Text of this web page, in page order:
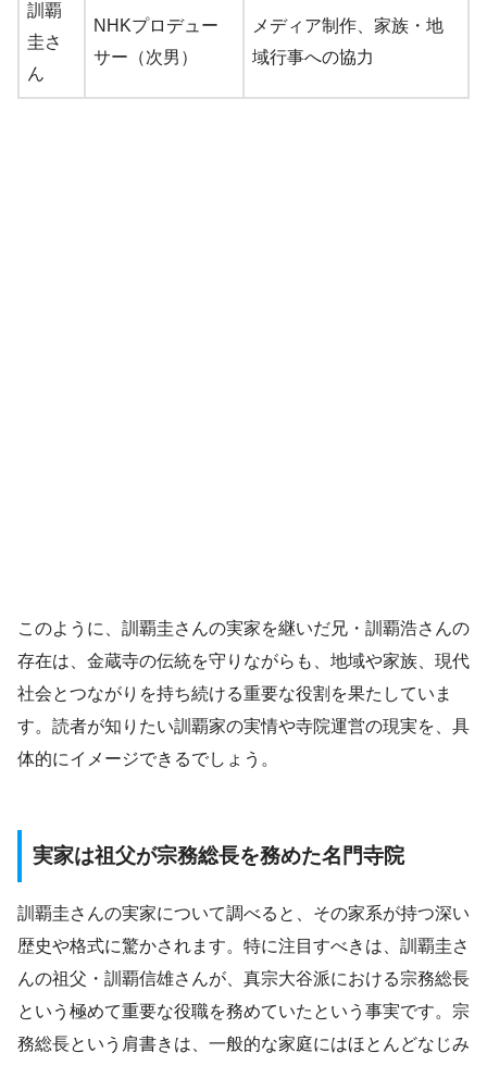
訓覇
圭さ
ん
NHKプロデュー
サー（次男）
メディア制作、家族・地
域行事への協力
このように、訓覇圭さんの実家を継いだ兄・訓覇浩さんの
存在は、金蔵寺の伝統を守りながらも、地域や家族、現代
社会とつながりを持ち続ける重要な役割を果たしていま
す。読者が知りたい訓覇家の実情や寺院運営の現実を、具
体的にイメージできるでしょう。
実家は祖父が宗務総長を務めた名門寺院
訓覇圭さんの実家について調べると、その家系が持つ深い
歴史や格式に驚かされます。特に注目すべきは、訓覇圭さ
んの祖父・訓覇信雄さんが、真宗大谷派における宗務総長
という極めて重要な役職を務めていたという事実です。宗
務総長という肩書きは、一般的な家庭にはほとんどなじみ